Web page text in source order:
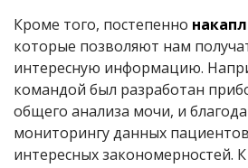
Кроме того, постепенно
которые позволяют нам
интересную информацию.
командой был разработан
общего анализа мочи, и
мониторингу данных
интересных закономерностей.